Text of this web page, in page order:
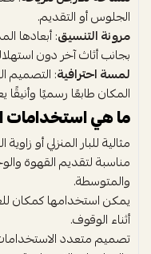
الجلوس أو التقديم.
مرونة التنسيق: أبعادها
بجانب أثاث آخر دون
لمسة احترافية: التصميم
المكان طابعًا رسميًا
ما هي استخدامات
مثالية للبار المنزلي أو
مناسبة لتقديم القهوة
والمتوسطة.
يمكن استخدامها كمكان
أثناء الوقوف.
تصميم متعدد